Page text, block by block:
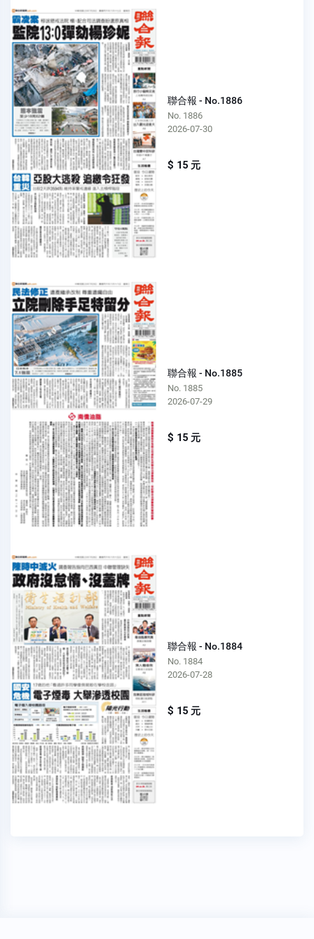
聯合報 - No.1886
No. 1886
2026-07-30
$ 15 元
聯合報 - No.1885
No. 1885
2026-07-29
$ 15 元
聯合報 - No.1884
No. 1884
2026-07-28
$ 15 元